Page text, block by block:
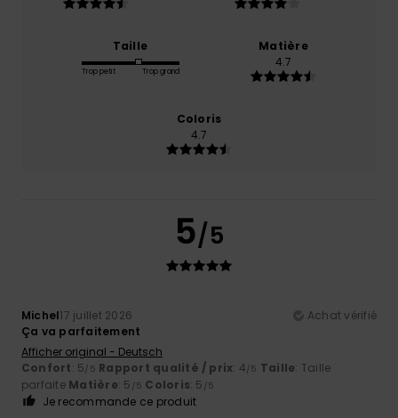
Taille
Trop petit Trop grand
Matière
4.7
Coloris
4.7
5/5
Michel17 juillet 2026
Achat vérifié
Ça va parfaitement
Afficher original - Deutsch
Confort: 5/5 Rapport qualité / prix: 4/5 Taille: Taille
parfaite Matière: 5 /5 Coloris: 5 /5
Je recommande ce produit